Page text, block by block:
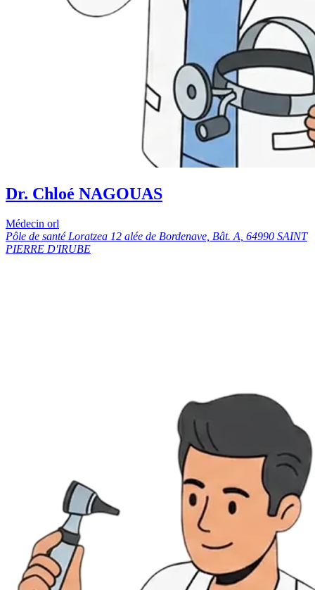
Dr. Chloé NAGOUAS
Médecin orl
Pôle de santé Loratzea 12 alée de Bordenave, Bât. A, 64990 SAINT
PIERRE D'IRUBE